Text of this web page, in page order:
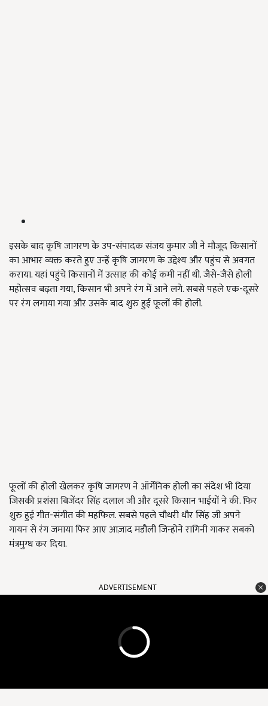
इसके बाद कृषि जागरण के उप-संपादक संजय कुमार जी ने मौजूद किसानों
का आभार व्यक्त करते हुए उन्हें कृषि जागरण के उद्देश्य और पहुंच से अवगत
कराया. यहां पहुंचे किसानों में उत्साह की कोई कमी नहीं थी. जैसे-जैसे होली
महोत्सव बढ़ता गया, किसान भी अपने रंग में आने लगे. सबसे पहले एक-दूसरे
पर रंग लगाया गया और उसके बाद शुरु हुई फूलों की होली.
फूलों की होली खेलकर कृषि जागरण ने ऑर्गेनिक होली का संदेश भी दिया
जिसकी प्रशंसा बिजेंदर सिंह दलाल जी और दूसरे किसान भाईयों ने की. फिर
शुरु हुई गीत-संगीत की महफिल. सबसे पहले चौधरी धौर सिंह जी अपने
गायन से रंग जमाया फिर आए आज़ाद मडौली जिन्होने रागिनी गाकर सबको
मंत्रमुग्ध कर दिया.
ADVERTISEMENT